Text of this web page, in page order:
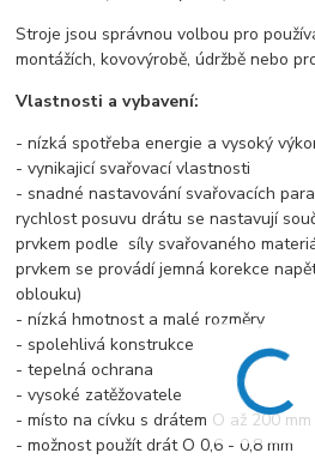
Stroje jsou správnou volbou pro
montážích, kovovýrobě, údržbě nebo
Vlastnosti a vybavení:
- nízká spotřeba energie a vysoký
- vynikajicí svařovací vlastnosti
- snadné nastavování svařovacích
rychlost posuvu drátu se nastavují
prvkem podle síly svařovaného
prvkem se provádí jemná korekce
oblouku)
- nízká hmotnost a malé rozměry
- spolehlivá konstrukce
- tepelná ochrana
- vysoké zatěžovatele
- místo na cívku s drátem O až 200 mm
- možnost použít drát O 0,6 - 0,8 mm